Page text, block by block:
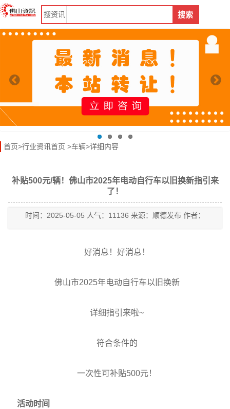
搜资讯 搜索
首页>行业资讯首页 >车辆>详细内容
补贴500元/辆！佛山市2025年电动自行车以旧换新指引来
了！
时间：2025-05-05 人气：11136 来源：顺德发布 作者：
好消息！好消息！
佛山市2025年电动自行车以旧换新
详细指引来啦~
符合条件的
一次性可补贴500元！
活动时间